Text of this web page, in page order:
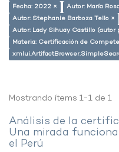
Fecha: 2022 ×
Autor: María
Autor: Stephanie Barboza Tello ×
Autor: Lady Sihuay Castillo (autor
Materia: Certificación de
Mostrando ítems 1-1 de 1
Análisis de la
Una mirada
el Perú